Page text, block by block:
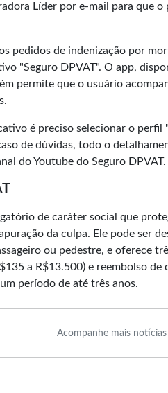
Líder por e-mail para que
pedidos de indenização por
"Seguro DPVAT". O app,
permite que o usuário
é preciso selecionar o
de dúvidas, todo o
do Youtube do Seguro DPVAT.
de caráter social que
da culpa. Ele pode ser
ou pedestre, e oferece
a R$13.500) e reembolso de
período de até três anos.
Acompanhe mais notícias